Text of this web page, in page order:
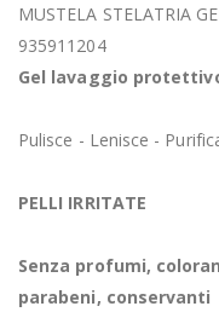
MUSTELA STELATRIA
935911204
Gel lavaggio
Pulisce - Lenisce -
PELLI IRRITATE
Senza profumi,
parabeni, conservanti